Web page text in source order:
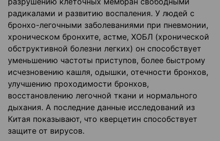
радикалами и развитию воспаления. У людей с
бронхо-легочными заболеваниями при пневмонии,
хроническом бронхите, астме, ХОБЛ (хронической
обструктивной болезни легких) он способствует
уменьшению частоты приступов, более быстрому
исчезновению кашля, одышки, отечности бронхов,
улучшению проходимости бронхов,
восстановлению легочной ткани и нормального
дыхания. А последние данные исследований из
Китая показывают, что кверцетин способствует
защите от вирусов.